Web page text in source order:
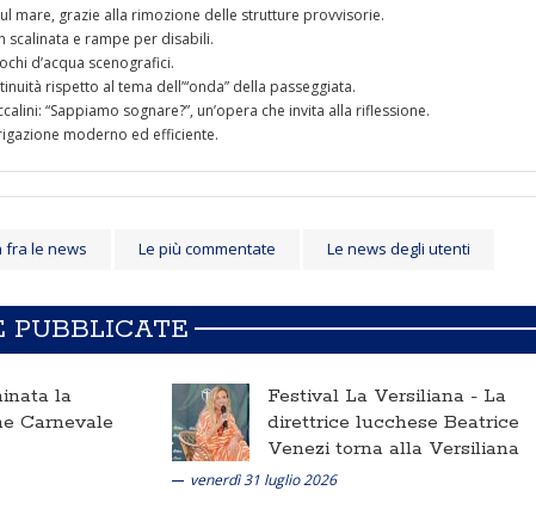
mare, grazie alla rimozione delle strutture provvisorie.
scalinata e rampe per disabili.
d’acqua scenografici.
rispetto al tema dell’“onda” della passeggiata.
“Sappiamo sognare?”, un’opera che invita alla riflessione.
moderno ed efficiente.
fra le news Le più commentate Le news degli utenti
PUBBLICATE
la
Carnevale
Festival La Versiliana - La
direttrice lucchese Beatrice
Venezi torna alla Versiliana
venerdì 31 luglio 2026